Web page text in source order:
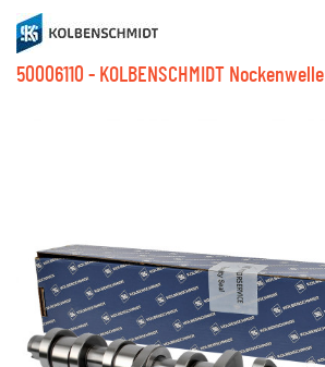
50006110 - KOLBENSCHMIDT Nockenwelle